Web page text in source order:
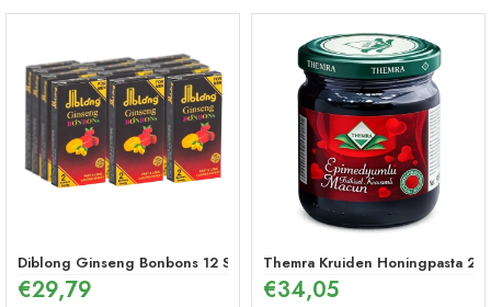
Diblong Ginseng Bonbons 12 Stuks
€29,79
Themra Kruiden Honingpasta
€34,05